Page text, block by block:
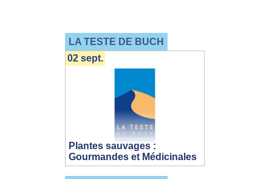
LA TESTE DE BUCH
Plantes sauvages :
Gourmandes et Médicinales
02 sept.